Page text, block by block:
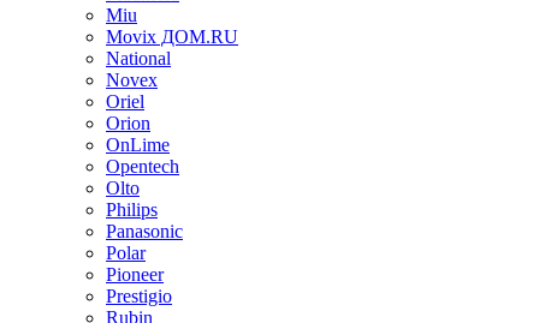
Miu
Movix ДОМ.RU
National
Novex
Oriel
Orion
OnLime
Opentech
Olto
Philips
Panasonic
Polar
Pioneer
Prestigio
Rubin